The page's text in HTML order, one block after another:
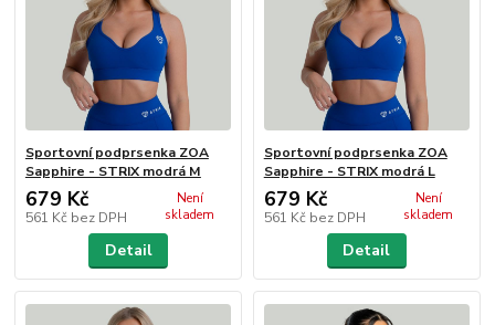
Sportovní podprsenka ZOA
Sapphire - STRIX modrá M
679 Kč
561 Kč bez DPH
Není
skladem
Detail
Sportovní podprsenka ZOA
Sapphire - STRIX modrá L
679 Kč
561 Kč bez DPH
Není
skladem
Detail